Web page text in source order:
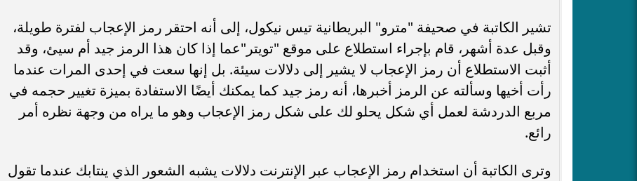
تشير الكاتبة في صحيفة "مترو" البريطانية تيس نيكول، إلى أنه احتقر رمز الإعجاب لفترة طويلة،
وقبل عدة أشهر، قام بإجراء استطلاع على موقع "تويتر"عما إذا كان هذا الرمز جيد أم سيئ، وقد
أثبت الاستطلاع أن رمز الإعجاب لا يشير إلى دلالات سيئة. بل إنها سعت في إحدى المرات عندما
رأت أخيها وسألته عن الرمز أخبرها، أنه رمز جيد كما يمكنك أيضًا الاستفادة بميزة تغيير حجمه في
مربع الدردشة لعمل أي شكل يحلو لك على شكل رمز الإعجاب وهو ما يراه من وجهة نظره أمر
رائع.
وترى الكاتبة أن استخدام رمز الإعجاب عبر الإنترنت دلالات يشبه الشعور الذي ينتابك عندما تقول